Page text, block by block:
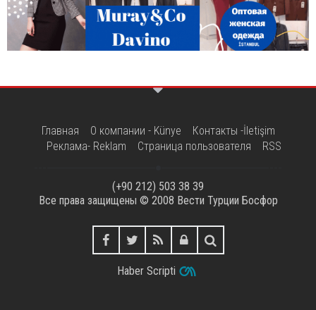
Главная О компании - Künye
Контакты -İletişim
Реклама- Reklam
Страница пользователя RSS
(+90 212) 503 38 39
Все права защищены © 2008 Вести Турции Босфор
Haber Scripti